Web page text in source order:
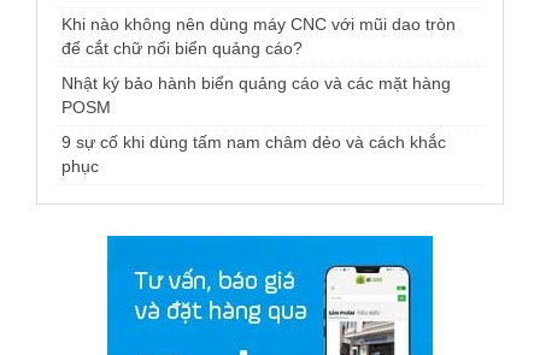
Khi nào không nên dùng máy CNC với mũi dao tròn
để cắt chữ nổi biển quảng cáo?
Nhật ký bảo hành biển quảng cáo và các mặt hàng
POSM
9 sự cố khi dùng tấm nam châm dẻo và cách khắc
phục